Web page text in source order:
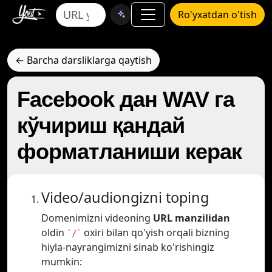
Ro'yxatdan o'tish
← Barcha darsliklarga qaytish
Facebook дан WAV га
кўчириш қандай
форматланиши керак
Video/audiongizni toping
Domenimizni videoning URL manzilidan
oldin `/` oxiri bilan qo'yish orqali bizning
hiyla-nayrangimizni sinab ko'rishingiz
mumkin: